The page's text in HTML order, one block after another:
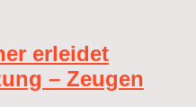
erleidet
– Zeugen